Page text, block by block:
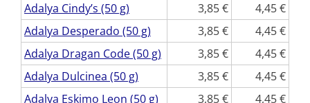
Adalya Cindy’s (50 g) 3,85
4,45
Adalya Desperado (50 g)
3,85
4,45
Adalya Dragan Code (50 g)
3,85
4,45
Adalya Dulcinea (50 g)
3,85
4,45
Adalya Eskimo Leon (50 g)
3,85
4,45